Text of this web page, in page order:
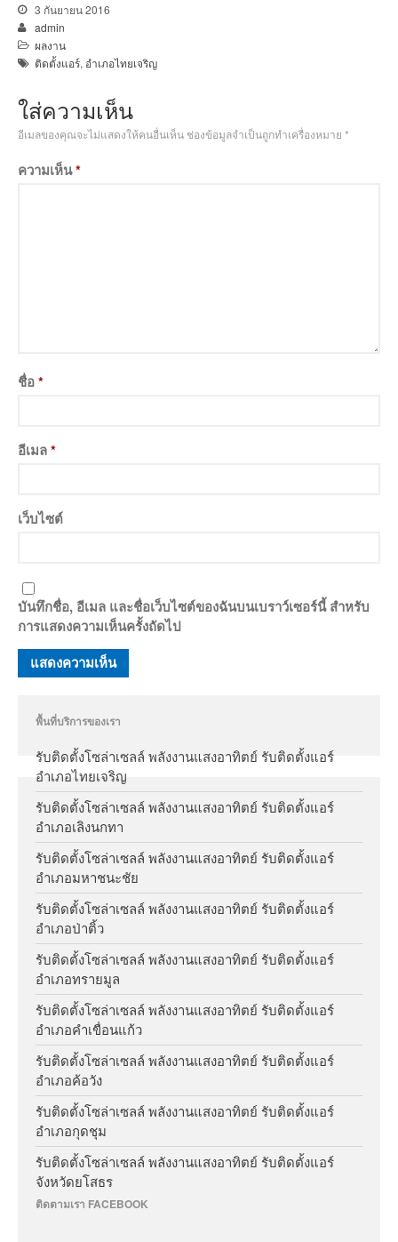
3 กันยายน 2016
admin
ผลงาน
ติดตั้งแอร์, อำเภอไทยเจริญ
ใส่ความเห็น
อีเมลของคุณจะไม่แสดงให้คนอื่นเห็น ช่องข้อมูลจำเป็นถูกทำเครื่องหมาย *
ความเห็น*
ชื่อ*
อีเมล*
เว็บไซต์
บันทึกชื่อ, อีเมล และชื่อเว็บไซต์ของฉันบนเบราว์เซอร์นี้ สำหรับ
การแสดงความเห็นครั้งถัดไป
พื้นที่บริการของเรา
รับติดตั้งโซล่าเซลล์ พลังงานแสงอาทิตย์ รับติดตั้งแอร์
อำเภอไทยเจริญ
รับติดตั้งโซล่าเซลล์ พลังงานแสงอาทิตย์ รับติดตั้งแอร์
อำเภอเลิงนกทา
รับติดตั้งโซล่าเซลล์ พลังงานแสงอาทิตย์ รับติดตั้งแอร์
อำเภอมหาชนะชัย
รับติดตั้งโซล่าเซลล์ พลังงานแสงอาทิตย์ รับติดตั้งแอร์
อำเภอป่าติ้ว
รับติดตั้งโซล่าเซลล์ พลังงานแสงอาทิตย์ รับติดตั้งแอร์
อำเภอทรายมูล
รับติดตั้งโซล่าเซลล์ พลังงานแสงอาทิตย์ รับติดตั้งแอร์
อำเภอคำเขื่อนแก้ว
รับติดตั้งโซล่าเซลล์ พลังงานแสงอาทิตย์ รับติดตั้งแอร์
อำเภอค้อวัง
รับติดตั้งโซล่าเซลล์ พลังงานแสงอาทิตย์ รับติดตั้งแอร์
อำเภอกุดชุม
รับติดตั้งโซล่าเซลล์ พลังงานแสงอาทิตย์ รับติดตั้งแอร์
จังหวัดยโสธร
ติดตามเรา FACEBOOK